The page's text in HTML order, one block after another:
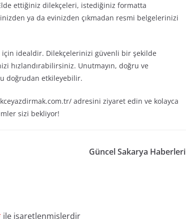
ettiğiniz dilekçeleri, istediğiniz formatta
ya da evinizden çıkmadan resmi belgelerinizi
idealdir. Dilekçelerinizi güvenli bir şekilde
hızlandırabilirsiniz. Unutmayın, doğru ve
doğrudan etkileyebilir.
adresini ziyaret edin ve kolayca
sizi bekliyor!
Güncel Sakarya Haberleri
ile işaretlenmişlerdir